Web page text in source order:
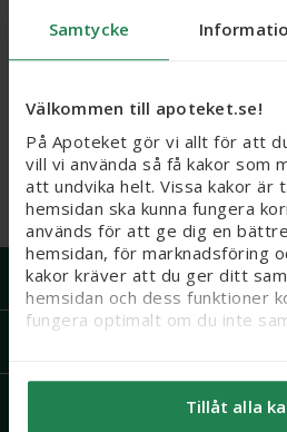
Samtycke
Välkommen till apoteket.se!
På Apoteket gör vi allt för att
vill vi använda så få kakor som
att undvika helt. Vissa kakor är
hemsidan ska kunna fungera
används för att ge dig en
hemsidan, för marknadsföring
kakor kräver att du ger ditt
hemsidan och dess funktioner
fungera optimalt om du inte
komma att behandlas genom
säljer integritetskänsliga
Tillåt alla
D-vitamin
C-vitamin
B-vitamin
Handla på Apoteket
Recept och läkemedel